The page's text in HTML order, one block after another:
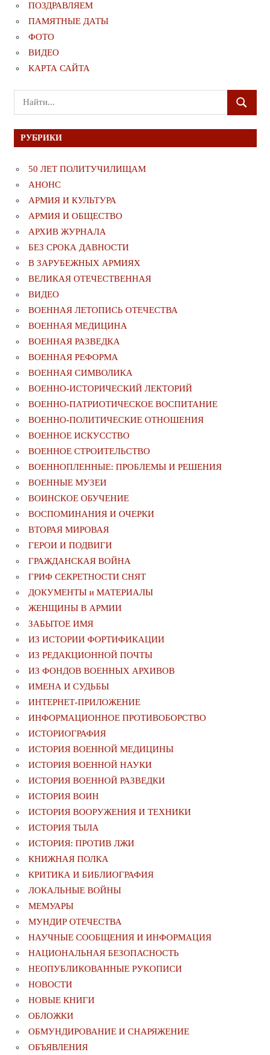
ПОЗДРАВЛЯЕМ
ПАМЯТНЫЕ ДАТЫ
ФОТО
ВИДЕО
КАРТА САЙТА
Поиск
для:
ПОИСК
РУБРИКИ
50 ЛЕТ ПОЛИТУЧИЛИЩАМ
АНОНС
АРМИЯ И КУЛЬТУРА
АРМИЯ И ОБЩЕСТВО
АРХИВ ЖУРНАЛА
БЕЗ СРОКА ДАВНОСТИ
В ЗАРУБЕЖНЫХ АРМИЯХ
ВЕЛИКАЯ ОТЕЧЕСТВЕННАЯ
ВИДЕО
ВОЕННАЯ ЛЕТОПИСЬ ОТЕЧЕСТВА
ВОЕННАЯ МЕДИЦИНА
ВОЕННАЯ РАЗВЕДКА
ВОЕННАЯ РЕФОРМА
ВОЕННАЯ СИМВОЛИКА
ВОЕННО-ИСТОРИЧЕСКИЙ ЛЕКТОРИЙ
ВОЕННО-ПАТРИОТИЧЕСКОЕ ВОСПИТАНИЕ
ВОЕННО-ПОЛИТИЧЕСКИE ОТНОШЕНИЯ
ВОЕННОЕ ИСКУССТВО
ВОЕННОЕ СТРОИТЕЛЬСТВО
ВОЕННОПЛЕННЫЕ: ПРОБЛЕМЫ И РЕШЕНИЯ
ВОЕННЫЕ МУЗЕИ
ВОИНСКОЕ ОБУЧЕНИЕ
ВОСПОМИНАНИЯ И ОЧЕРКИ
ВТОРАЯ МИРОВАЯ
ГЕРОИ И ПОДВИГИ
ГРАЖДАНСКАЯ ВОЙНА
ГРИФ СЕКРЕТНОСТИ СНЯТ
ДОКУМЕНТЫ и МАТЕРИАЛЫ
ЖЕНЩИНЫ В АРМИИ
ЗАБЫТОЕ ИМЯ
ИЗ ИСТОРИИ ФОРТИФИКАЦИИ
ИЗ РЕДАКЦИОННОЙ ПОЧТЫ
ИЗ ФОНДОВ ВОЕННЫХ АРХИВОВ
ИМЕНА И СУДЬБЫ
ИНТЕРНЕТ-ПРИЛОЖЕНИЕ
ИНФОРМАЦИОННОЕ ПРОТИВОБОРСТВО
ИСТОРИОГРАФИЯ
ИСТОРИЯ ВОЕННОЙ МЕДИЦИНЫ
ИСТОРИЯ ВОЕННОЙ НАУКИ
ИСТОРИЯ ВОЕННОЙ РАЗВЕДКИ
ИСТОРИЯ ВОИН
ИСТОРИЯ ВООРУЖЕНИЯ И ТЕХНИКИ
ИСТОРИЯ ТЫЛА
ИСТОРИЯ: ПРОТИВ ЛЖИ
КНИЖНАЯ ПОЛКА
КРИТИКА И БИБЛИОГРАФИЯ
ЛОКАЛЬНЫЕ ВОЙНЫ
МЕМУАРЫ
МУНДИР ОТЕЧЕСТВА
НАУЧНЫЕ СООБЩЕНИЯ И ИНФОРМАЦИЯ
НАЦИОНАЛЬНАЯ БЕЗОПАСНОСТЬ
НЕОПУБЛИКОВАННЫЕ РУКОПИСИ
НОВОСТИ
НОВЫЕ КНИГИ
ОБЛОЖКИ
ОБМУНДИРОВАНИЕ И СНАРЯЖЕНИЕ
ОБЪЯВЛЕНИЯ